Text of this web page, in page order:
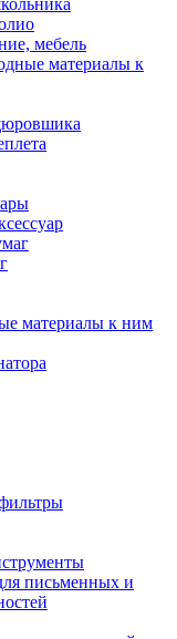
мебель
материалы к
материалы к ним
письменных и